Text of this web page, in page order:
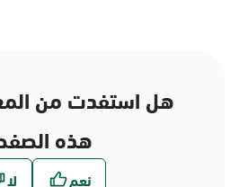
هل استفدت من
هذه